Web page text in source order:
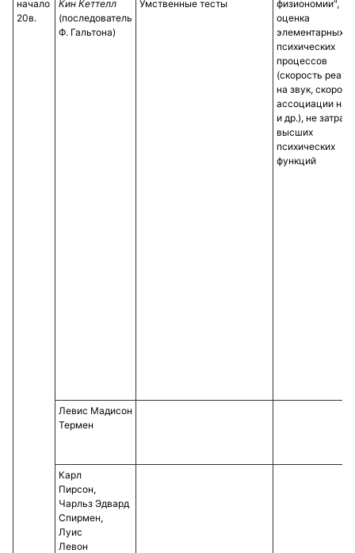
начало
20в.
Кин Кеттелл
(последователь
Ф. Гальтона)
Умственные тесты
физиономии",
оценка
элементарных
психических
процессов
(скорость
на звук,
ассоциации на
и др.), не
высших
психических
функций
Левис Мадисон
Термен
Карл
Пирсон,
Чарльз Эдвард
Спирмен,
Луис
Левон